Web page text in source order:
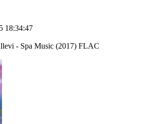
18:34:47
- Spa Music (2017) FLAC